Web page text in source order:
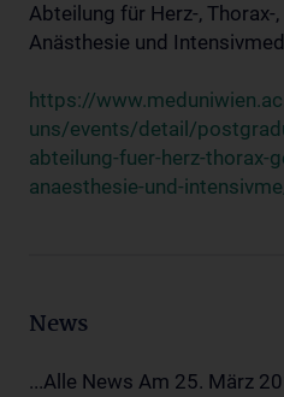
Abteilung für Herz-,
Anästhesie und
https://
uns/events/detail/
abteilung-fuer-herz-thorax-
anaesthesie-und-
News
...Alle News Am 25. März